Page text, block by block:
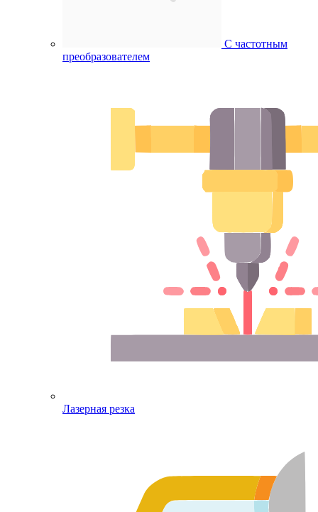
С частотным
преобразователем
Лазерная резка